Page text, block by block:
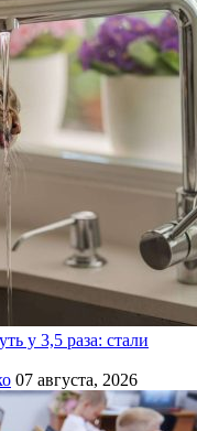
у 3,5 раза: стали
07 августа, 2026